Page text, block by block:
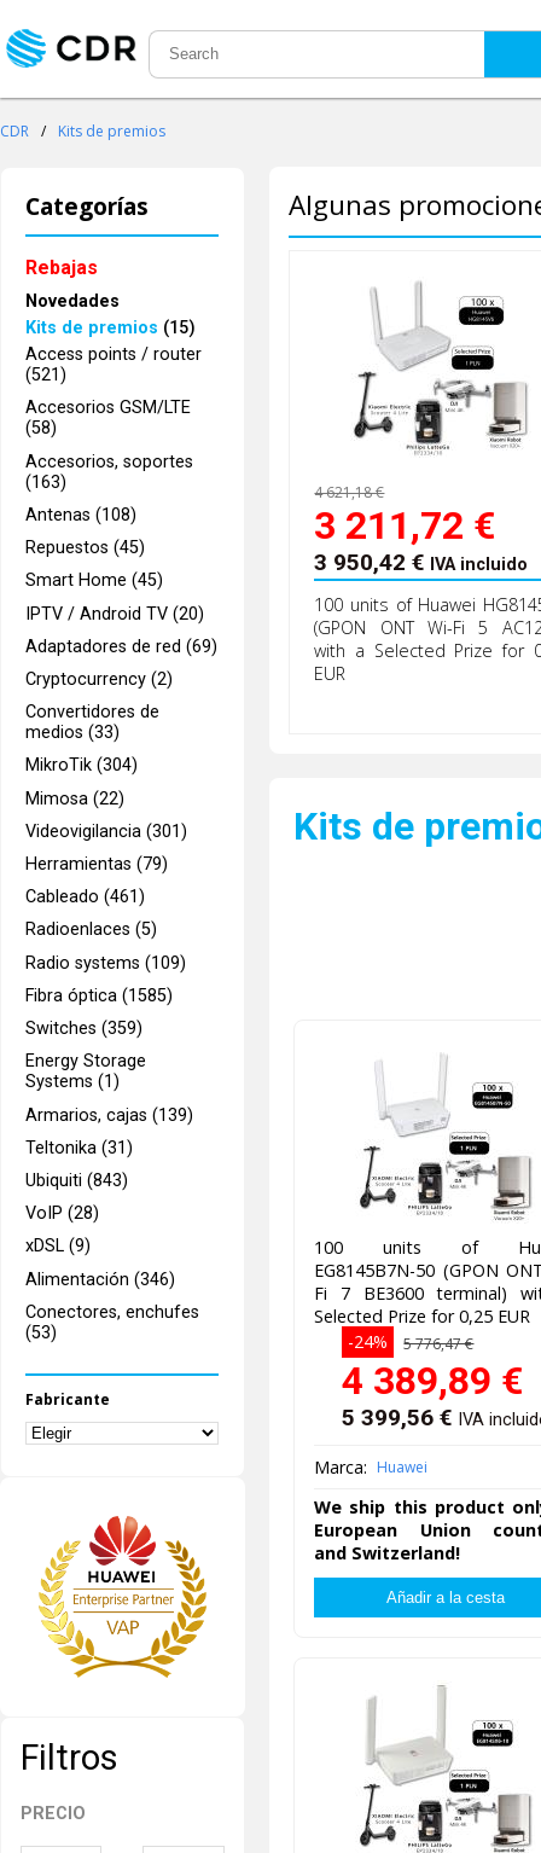
CDR / Kits de premios
Categorías
Rebajas
Novedades
Kits de premios (15)
Access points / router
(521)
Accesorios GSM/LTE
(58)
Accesorios, soportes
(163)
Antenas (108)
Repuestos (45)
Smart Home (45)
IPTV / Android TV (20)
Adaptadores de red (69)
Cryptocurrency (2)
Convertidores de
medios (33)
MikroTik (304)
Mimosa (22)
Videovigilancia (301)
Herramientas (79)
Cableado (461)
Radioenlaces (5)
Radio systems (109)
Fibra óptica (1585)
Switches (359)
Energy Storage
Systems (1)
Armarios, cajas (139)
Teltonika (31)
Ubiquiti (843)
VoIP (28)
xDSL (9)
Alimentación (346)
Conectores, enchufes
(53)
Fabricante
Filtros
PRECIO
Algunas
4 621,18 €
3 211,72 €
3 950,42 € IVA incluido
100 units of Huawei
(GPON ONT Wi-Fi 5
with a Selected Prize for
EUR
Kits de
100 units of
EG8145B7N-50 (GPON
Fi 7 BE3600 terminal)
Selected Prize for 0,25 EUR
-24%
5 776,47 €
4 389,89 €
5 399,56 € IVA
Marca: Huawei
We ship this product
European Union
and Switzerland!